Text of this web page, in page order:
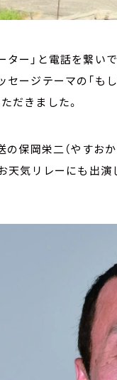
ター」と電話を繋い
セージテーマの「も
だきました。
の保岡栄二（やすお
お天気リレーにも出